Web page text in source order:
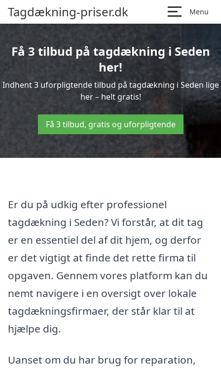
Tagdækning-priser.dk Menu
Få 3 tilbud på tagdækning i Seden
her!
Indhent 3 uforpligtende tilbud på tagdækning i Seden lige
her – helt gratis!
Få 3 tilbud, gratis og uforpligtende
Er du på udkig efter professionel
tagdækning i Seden? Vi forstår, at dit tag
er en essentiel del af dit hjem, og derfor
er det vigtigt at finde det rette firma til
opgaven. Gennem vores platform kan du
nemt navigere i en oversigt over lokale
tagdækningsfirmaer, der står klar til at
hjælpe dig.
Uanset om du har brug for reparation,